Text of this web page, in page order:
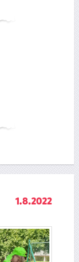
1.8.2022